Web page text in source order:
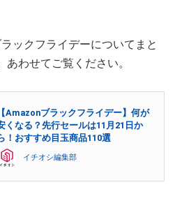
ックフライデーについてまと
わせてご覧ください。
【Amazonブラックフライデー】何が
くなる？先行セールは11月21日か
！おすすめ目玉商品110選
イチオシ編集部